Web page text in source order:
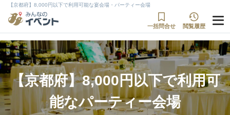
【京都府】8,000円以下で利用可能な宴会場・パーティー会場
一括問合せ 閲覧履歴
【京都府】8,000円以下で利用可
能なパーティー会場